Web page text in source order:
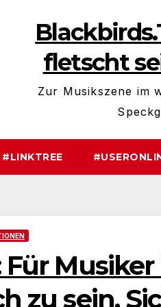
fletscht
Zur Musikszene im
#LINKTREE
Für Musiker
zu sein.